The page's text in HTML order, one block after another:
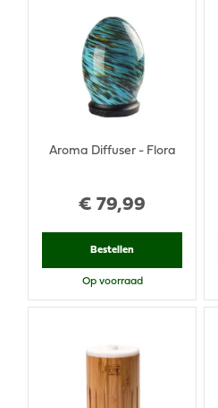
€ 79,99
Aroma Diffuser - Flora
Bestellen
Op voorraad